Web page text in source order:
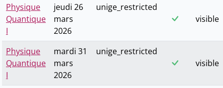
Physique
Quantique
I
jeudi 26
mars
2026
unige_restricted
visible
Physique
Quantique
I
mardi 31
mars
2026
unige_restricted
visible